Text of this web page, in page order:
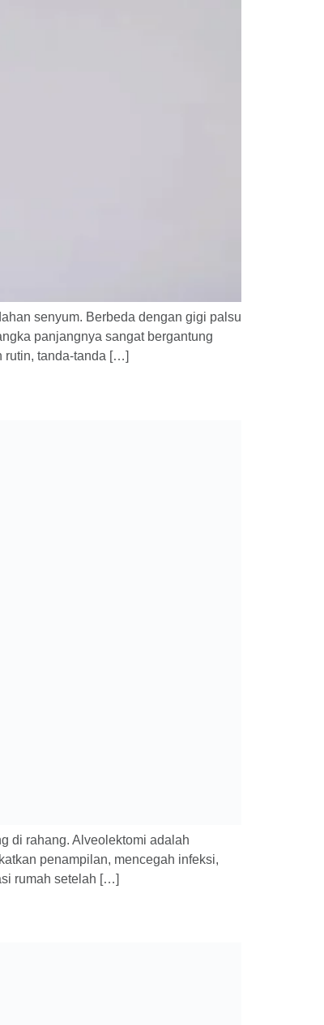
senyum. Berbeda dengan gigi palsu
panjangnya sangat bergantung
rutin, tanda-tanda […]
di rahang. Alveolektomi adalah
penampilan, mencegah infeksi,
rumah setelah […]